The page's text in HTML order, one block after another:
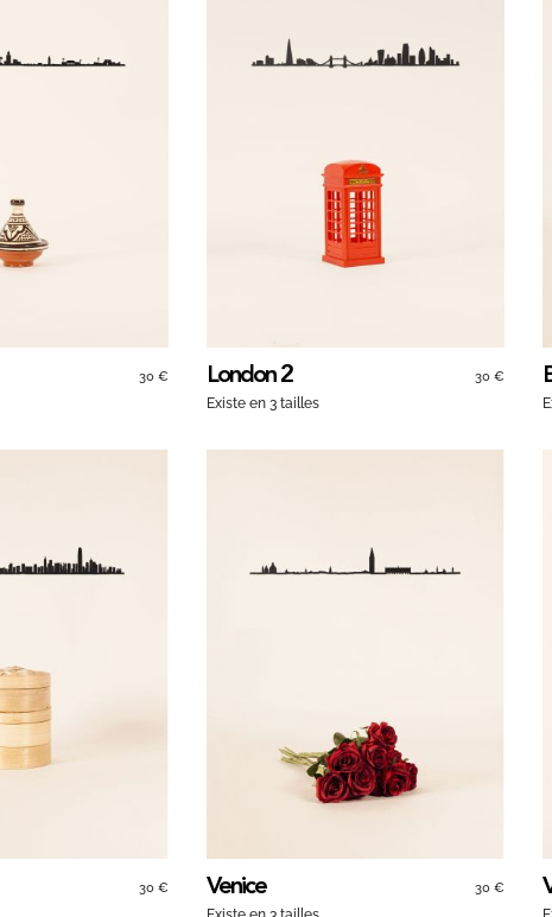
30 € London 2 30 €
Existe en 3 tailles
30 € Venice 30 €